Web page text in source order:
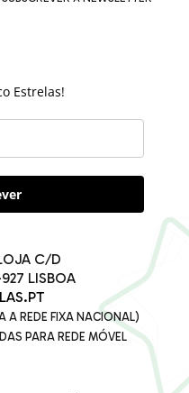
Estrelas!
C/D
LISBOA
A REDE FIXA NACIONAL)
PARA REDE MÓVEL